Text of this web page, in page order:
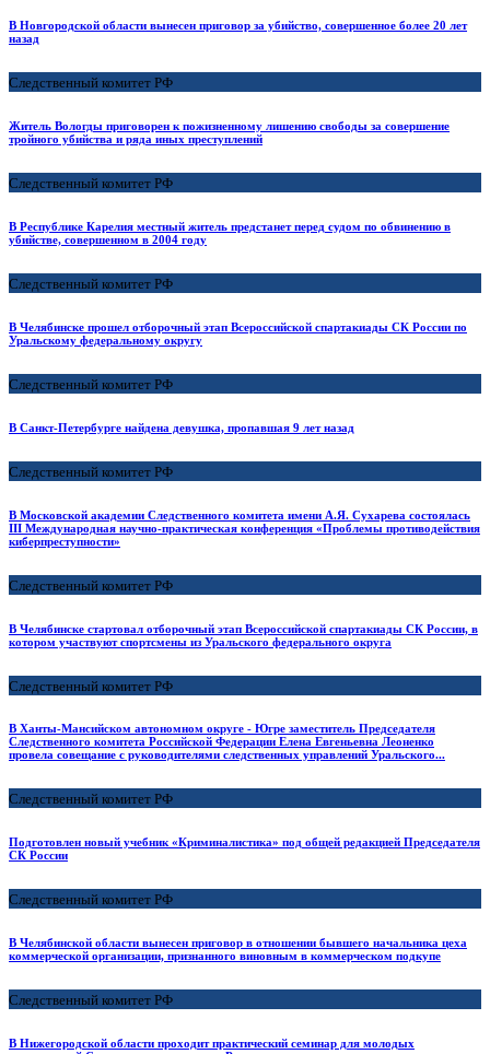
В Новгородской области вынесен приговор за убийство, совершенное более 20 лет
назад
Следственный комитет РФ
Житель Вологды приговорен к пожизненному лишению свободы за совершение
тройного убийства и ряда иных преступлений
Следственный комитет РФ
В Республике Карелия местный житель предстанет перед судом по обвинению в
убийстве, совершенном в 2004 году
Следственный комитет РФ
В Челябинске прошел отборочный этап Всероссийской спартакиады СК России по
Уральскому федеральному округу
Следственный комитет РФ
В Санкт-Петербурге найдена девушка, пропавшая 9 лет назад
Следственный комитет РФ
В Московской академии Следственного комитета имени А.Я. Сухарева состоялась
III Международная научно-практическая конференция «Проблемы противодействия
киберпреступности»
Следственный комитет РФ
В Челябинске стартовал отборочный этап Всероссийской спартакиады СК России, в
котором участвуют спортсмены из Уральского федерального округа
Следственный комитет РФ
В Ханты-Мансийском автономном округе - Югре заместитель Председателя
Следственного комитета Российской Федерации Елена Евгеньевна Леоненко
провела совещание с руководителями следственных управлений Уральского...
Следственный комитет РФ
Подготовлен новый учебник «Криминалистика» под общей редакцией Председателя
СК России
Следственный комитет РФ
В Челябинской области вынесен приговор в отношении бывшего начальника цеха
коммерческой организации, признанного виновным в коммерческом подкупе
Следственный комитет РФ
В Нижегородской области проходит практический семинар для молодых